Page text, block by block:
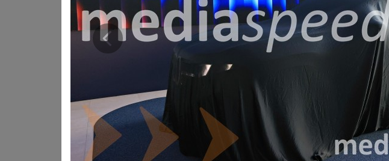
• Nova elektronska arhitektura s štirimi superračunalniki, ki omogoča programsko
napredne funkcije asistenčnih sistemov.
• Heart of Joy, osrednji računalnik za vozno dinamiko, ki zagotavlja izjemno natančno,
• Celosten trajnostni pristop, ki v celotnem življenjskem ciklu vozila prinaša do 34 % nižje
Novi BMW iX3 je v Sloveniji že na voljo za naročilo. Osnovna priporočena maloprodajna
Več informacij je na voljo na uradni spletni strani BMW Slovenija: BMW iX3 (NA5):
Ob slovenski premieri je BMW v sodelovanju s slovenskim podjetjem SipaBoards
oblikovna in tehnološka interpretacija filozofije Neue Klasse. SipaBoards velja za enega
desk in pionirja na področju samonapihljivih desk z električnim pogonom. E-SUP BMW x
vrhunske materiale, digitalno povezljivost in uporabniški vmesnik, navdihnjen po BMW
Prejšnja